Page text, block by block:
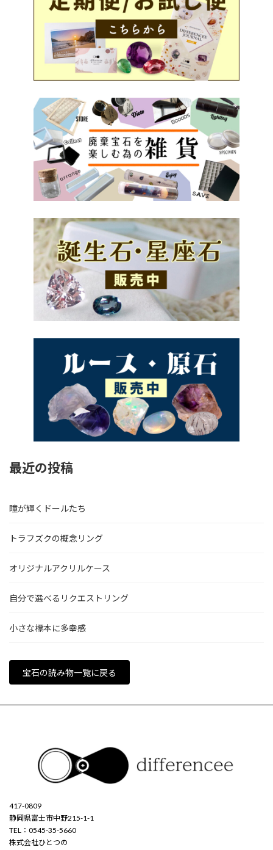
最近の投稿
瞳が輝くドールたち
トラフズクの概念リング
オリジナルアクリルケース
自分で選べるリクエストリング
小さな標本に多幸感
宝石の読み物一覧に戻る
417-0809
静岡県富士市中野215-1-1
TEL：0545-35-5660
株式会社ひとつの